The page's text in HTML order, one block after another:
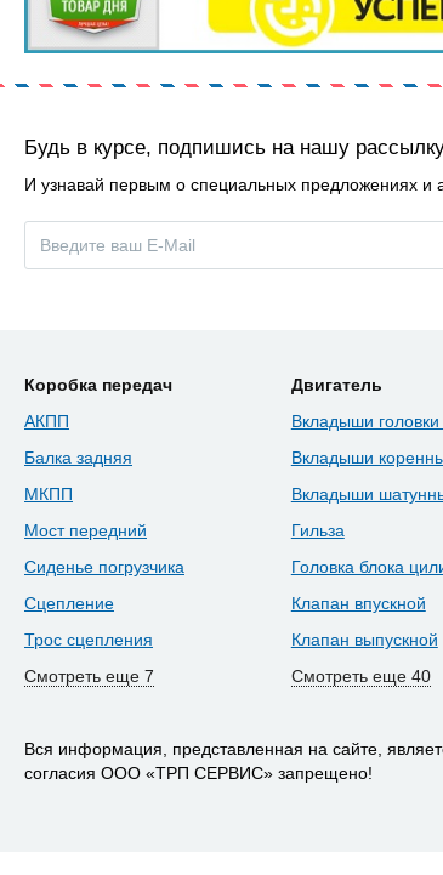
Будь в курсе, подпишись на нашу
И узнавай первым о специальных предложениях и
Коробка передач
АКПП
Балка задняя
МКПП
Мост передний
Сиденье погрузчика
Сцепление
Трос сцепления
Смотреть еще 7
Двигатель
Вкладыши
Вкладыши
Вкладыши
Гильза
Головка блока
Клапан впускной
Клапан выпускной
Смотреть еще 40
Вся информация, представленная на сайте,
согласия ООО «ТРП СЕРВИС» запрещено!